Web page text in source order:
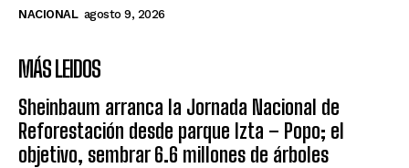
NACIONAL agosto 9, 2026
MÁS LEIDOS
Sheinbaum arranca la Jornada Nacional de
Reforestación desde parque Izta – Popo; el
objetivo, sembrar 6.6 millones de árboles